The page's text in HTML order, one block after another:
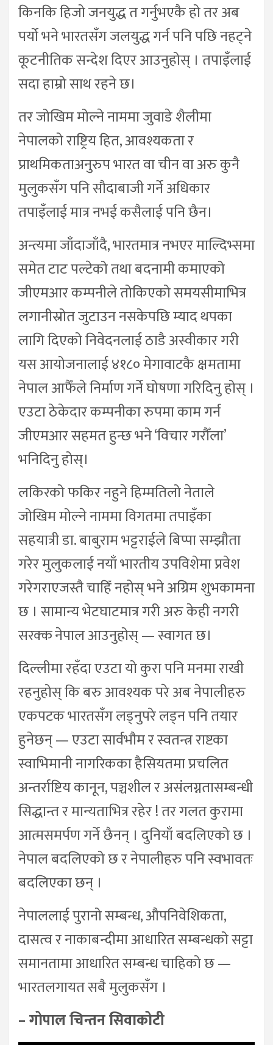
किनकि हिजो जनयुद्ध त गर्नुभएकै हो तर अब
पर्यो भने भारतसँग जलयुद्ध गर्न पनि पछि नहट्ने
कूटनीतिक सन्देश दिएर आउनुहोस् । तपाइँलाई
सदा हाम्रो साथ रहने छ।
तर जोखिम मोल्ने नाममा जुवाडे शैलीमा
नेपालको राष्ट्रिय हित, आवश्यकता र
प्राथमिकताअनुरुप भारत वा चीन वा अरु कुनै
मुलुकसँग पनि सौदाबाजी गर्ने अधिकार
तपाइँलाई मात्र नभई कसैलाई पनि छैन।
अन्त्यमा जाँदाजाँदै, भारतमात्र नभएर माल्दिभ्समा
समेत टाट पल्टेको तथा बदनामी कमाएको
जीएमआर कम्पनीले तोकिएको समयसीमाभित्र
लगानीस्रोत जुटाउन नसकेपछि म्याद थपका
लागि दिएको निवेदनलाई ठाडै अस्वीकार गरी
यस आयोजनालाई ४१८० मेगावाटकै क्षमतामा
नेपाल आफैँले निर्माण गर्ने घोषणा गरिदिनु होस् ।
एउटा ठेकेदार कम्पनीका रुपमा काम गर्न
जीएमआर सहमत हुन्छ भने ‘विचार गरौँला’
भनिदिनु होस्।
लकिरको फकिर नहुने हिम्मतिलो नेताले
जोखिम मोल्ने नाममा विगतमा तपाइँका
सहयात्री डा. बाबुराम भट्टराईले बिप्पा सम्झौता
गरेर मुलुकलाई नयाँ भारतीय उपविशेमा प्रवेश
गरेगराएजस्तै चाहिँ नहोस् भने अग्रिम शुभकामना
छ । सामान्य भेटघाटमात्र गरी अरु केही नगरी
सरक्क नेपाल आउनुहोस् — स्वागत छ।
दिल्लीमा रहँदा एउटा यो कुरा पनि मनमा राखी
रहनुहोस् कि बरु आवश्यक परे अब नेपालीहरु
एकपटक भारतसँग लड्नुपरे लड्न पनि तयार
हुनेछन् — एउटा सार्वभौम र स्वतन्त्र राष्टका
स्वाभिमानी नागरिकका हैसियतमा प्रचलित
अन्तर्राष्टिय कानून, पञ्चशील र असंलग्नतासम्बन्धी
सिद्धान्त र मान्यताभित्र रहेर ! तर गलत कुरामा
आत्मसमर्पण गर्ने छैनन् । दुनियाँ बदलिएको छ ।
नेपाल बदलिएको छ र नेपालीहरु पनि स्वभावतः
बदलिएका छन् ।
नेपाललाई पुरानो सम्बन्ध, औपनिवेशिकता,
दासत्व र नाकाबन्दीमा आधारित सम्बन्धको सट्टा
समानतामा आधारित सम्बन्ध चाहिको छ —
भारतलगायत सबै मुलुकसँग ।
– गोपाल चिन्तन सिवाकोटी